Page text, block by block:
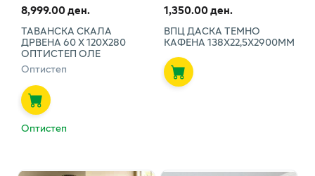
8,999.00 ден.
ТАВАНСКА СКАЛА
ДРВЕНА 60 Х 120Х280
ОПТИСТЕП ОЛЕ
Оптистеп
Оптистеп
1,350.00 ден.
ВПЦ ДАСКА ТЕМНО
КАФЕНА 138Х22,5Х2900ММ